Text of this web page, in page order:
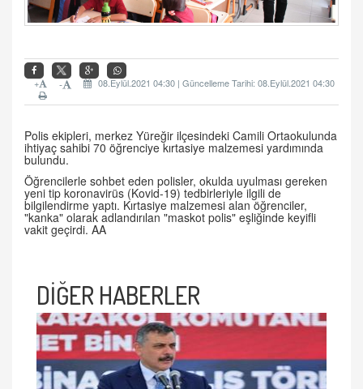
08.Eylül.2021 04:30 | Güncelleme Tarihi: 08.Eylül.2021 04:30
-
+
Polis ekipleri, merkez Yüreğir ilçesindeki Camili Ortaokulunda
ihtiyaç sahibi 70 öğrenciye kırtasiye malzemesi yardımında
bulundu.
Öğrencilerle sohbet eden polisler, okulda uyulması gereken
yeni tip koronavirüs (Kovid-19) tedbirleriyle ilgili de
bilgilendirme yaptı. Kırtasiye malzemesi alan öğrenciler,
"kanka" olarak adlandırılan "maskot polis" eşliğinde keyifli
vakit geçirdi. AA
DİĞER HABERLER